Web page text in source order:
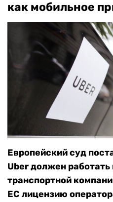
как мобильное
Европейский суд
Uber должен работать
транспортной
ЕС лицензию